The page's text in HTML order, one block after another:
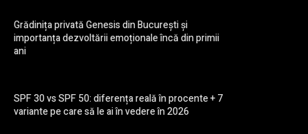
Grădinița privată Genesis din București și
importanța dezvoltării emoționale încă din primii
ani
SPF 30 vs SPF 50: diferența reală în procente + 7
variante pe care să le ai în vedere în 2026